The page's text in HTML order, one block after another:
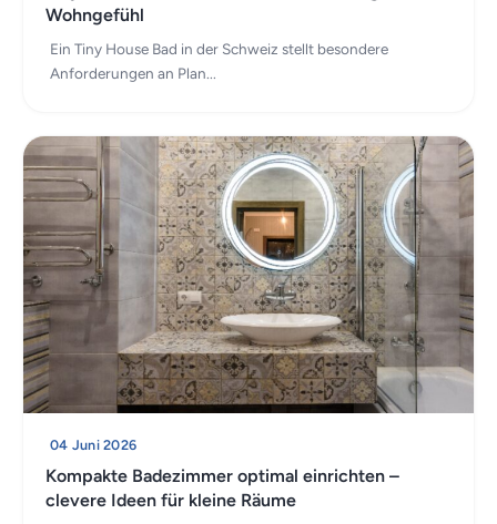
Wohngefühl
Ein Tiny House Bad in der Schweiz stellt besondere
Anforderungen an Plan...
04 Juni 2026
Kompakte Badezimmer optimal einrichten –
clevere Ideen für kleine Räume